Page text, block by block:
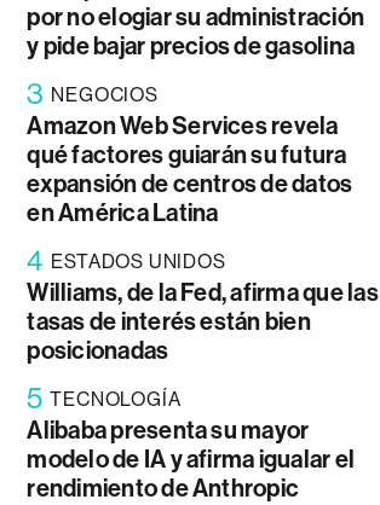
por no elogiar su administración
y pide bajar precios de gasolina
3 NEGOCIOS
Amazon Web Services revela
qué factores guiarán su futura
expansión de centros de datos
en América Latina
4 ESTADOS UNIDOS
Williams, de la Fed, afirma que las
tasas de interés están bien
posicionadas
5 TECNOLOGÍA
Alibaba presenta su mayor
modelo de IA y afirma igualar el
rendimiento de Anthropic